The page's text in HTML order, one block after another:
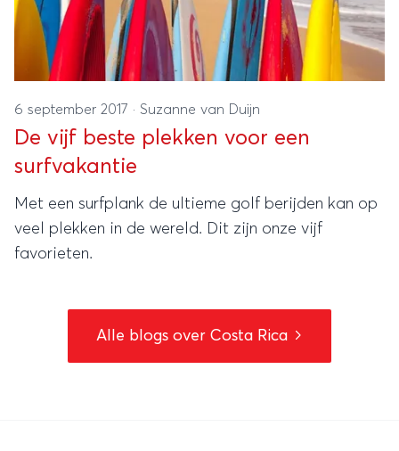
6 september 2017 · Suzanne van Duijn
De vijf beste plekken voor een
surfvakantie
Met een surfplank de ultieme golf berijden kan op
veel plekken in de wereld. Dit zijn onze vijf
favorieten.
Alle blogs over Costa Rica